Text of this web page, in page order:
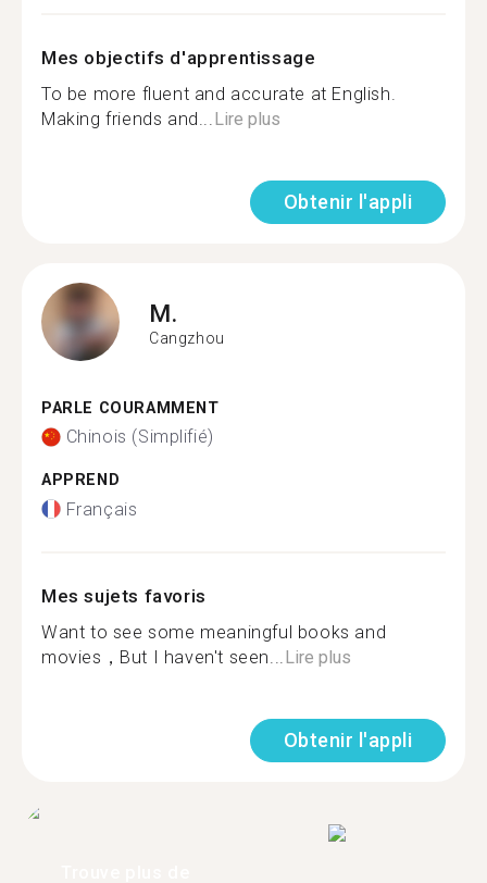
Mes objectifs d'apprentissage
To be more fluent and accurate at English.
Making friends and... Lire plus
Obtenir l'appli
M.
Cangzhou
PARLE COURAMMENT
Chinois (Simplifié)
APPREND
Français
Mes sujets favoris
Want to see some meaningful books and
movies，But I haven't seen... Lire plus
Obtenir l'appli